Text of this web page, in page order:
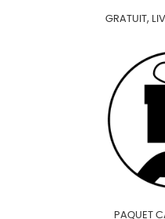
GRATUIT,
PAQUET